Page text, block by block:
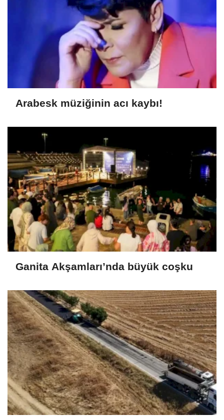
Arabesk müziğinin acı kaybı!
Ganita Akşamları’nda büyük coşku